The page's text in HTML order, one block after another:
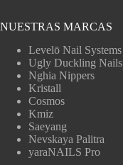
NUESTRAS MARCAS
Levelō Nail Systems
Ugly Duckling Nails
Nghia Nippers
Kristall
Cosmos
Kmiz
Saeyang
Nevskaya Palitra
yaraNAILS Pro